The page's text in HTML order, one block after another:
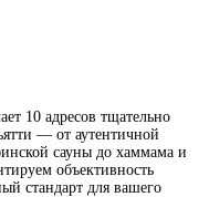
10 адресов тщательно
— от аутентичной
сауны до хаммама и
объективность
стандарт для вашего